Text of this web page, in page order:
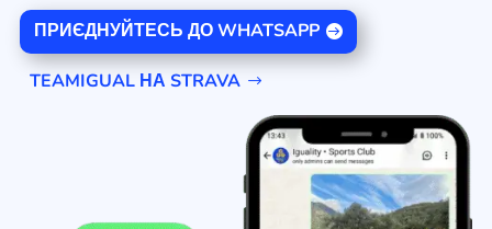
ПРИЄДНУЙТЕСЬ ДО WHATSAPP
TEAMIGUAL НА STRAVA